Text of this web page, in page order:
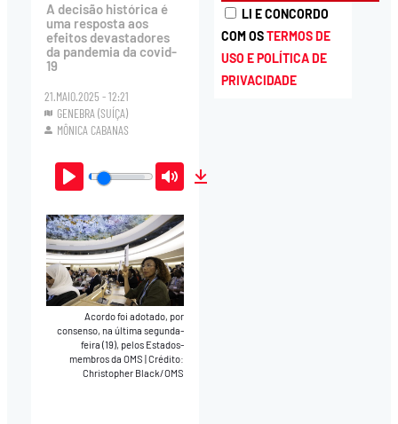
A decisão histórica é
uma resposta aos
efeitos devastadores
da pandemia da covid-
19
21.MAIO.2025 - 12:21
GENEBRA (SUÍÇA)
MÔNICA CABANAS
Play Mute
Acordo foi adotado, por
consenso, na última segunda-
feira (19), pelos Estados-
membros da OMS Crédito:
Christopher Black/OMS
LI E CONCORDO
COM OSTERMOS DE
USO E POLÍTICA DE
PRIVACIDADE